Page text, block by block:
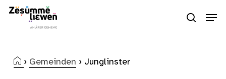
Skip
search
› Gemeinden › Junglinster